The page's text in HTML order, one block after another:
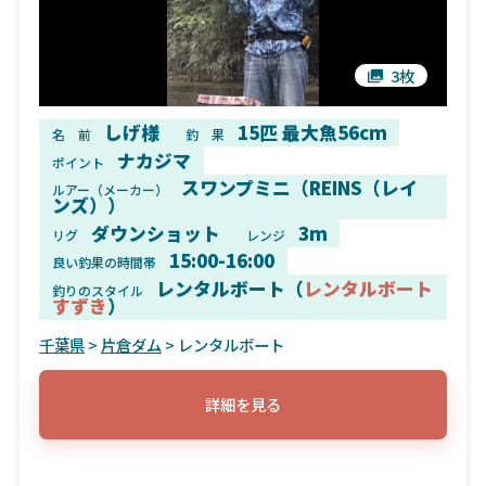
3枚
名 前 しげ様 釣 果 15匹 最大魚56cm
ポイント ナカジマ
ルアー（メーカー） スワンプミニ（REINS（レイ
ンズ））
リグ ダウンショット レンジ 3m
良い釣果の時間帯 15:00-16:00
釣りのスタイル レンタルボート（レンタルボート
すずき）
千葉県> 片倉ダム > レンタルボート
詳細を見る